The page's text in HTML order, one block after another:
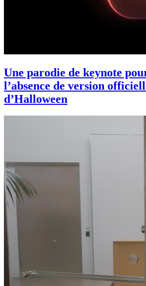
Une parodie de keynote
l’absence de version
d’Halloween